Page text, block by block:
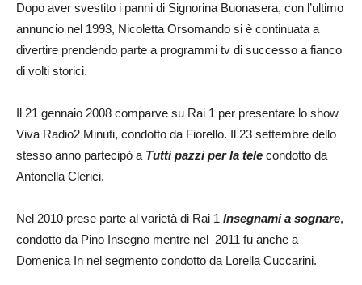
Dopo aver svestito i panni di Signorina Buonasera, con l’ultimo
annuncio nel 1993, Nicoletta Orsomando si è continuata a
divertire prendendo parte a programmi tv di successo a fianco
di volti storici.
Il 21 gennaio 2008 comparve su Rai 1 per presentare lo show
Viva Radio2 Minuti, condotto da Fiorello. Il 23 settembre dello
stesso anno partecipò a Tutti pazzi per la tele condotto da
Antonella Clerici.
Nel 2010 prese parte al varietà di Rai 1 Insegnami a sognare,
condotto da Pino Insegno mentre nel 2011 fu anche a
Domenica In nel segmento condotto da Lorella Cuccarini.